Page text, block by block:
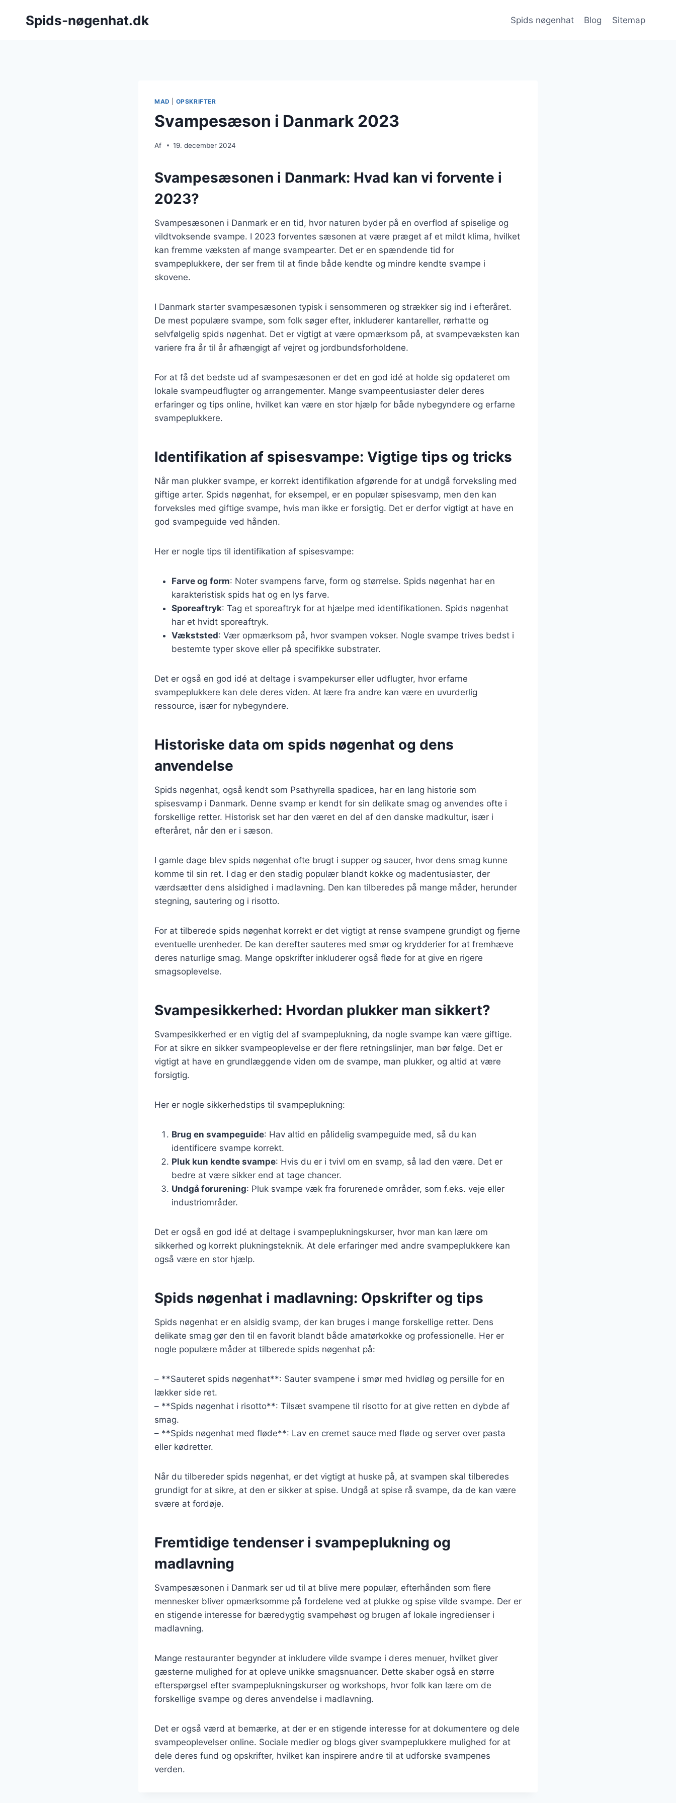
Spids-nøgenhat.dk Spids nøgenhat Blog Sitemap
MAD OPSKRIFTER
Svampesæson i Danmark 2023
Af 19. december 2024
Svampesæsonen i Danmark: Hvad kan vi forvente i
2023?
Svampesæsonen i Danmark er en tid, hvor naturen byder på en overflod af spiselige og
vildtvoksende svampe. I 2023 forventes sæsonen at være præget af et mildt klima, hvilket
kan fremme væksten af mange svampearter. Det er en spændende tid for
svampeplukkere, der ser frem til at finde både kendte og mindre kendte svampe i
skovene.
I Danmark starter svampesæsonen typisk i sensommeren og strækker sig ind i efteråret.
De mest populære svampe, som folk søger efter, inkluderer kantareller, rørhatte og
selvfølgelig spids nøgenhat. Det er vigtigt at være opmærksom på, at svampevæksten kan
variere fra år til år afhængigt af vejret og jordbundsforholdene.
For at få det bedste ud af svampesæsonen er det en god idé at holde sig opdateret om
lokale svampeudflugter og arrangementer. Mange svampeentusiaster deler deres
erfaringer og tips online, hvilket kan være en stor hjælp for både nybegyndere og erfarne
svampeplukkere.
Identifikation af spisesvampe: Vigtige tips og tricks
Når man plukker svampe, er korrekt identifikation afgørende for at undgå forveksling med
giftige arter. Spids nøgenhat, for eksempel, er en populær spisesvamp, men den kan
forveksles med giftige svampe, hvis man ikke er forsigtig. Det er derfor vigtigt at have en
god svampeguide ved hånden.
Her er nogle tips til identifikation af spisesvampe:
Farve og form: Noter svampens farve, form og størrelse. Spids nøgenhat har en
karakteristisk spids hat og en lys farve.
Sporeaftryk: Tag et sporeaftryk for at hjælpe med identifikationen. Spids nøgenhat
har et hvidt sporeaftryk.
Vækststed: Vær opmærksom på, hvor svampen vokser. Nogle svampe trives bedst i
bestemte typer skove eller på specifikke substrater.
Det er også en god idé at deltage i svampekurser eller udflugter, hvor erfarne
svampeplukkere kan dele deres viden. At lære fra andre kan være en uvurderlig
ressource, især for nybegyndere.
Historiske data om spids nøgenhat og dens
anvendelse
Spids nøgenhat, også kendt som Psathyrella spadicea, har en lang historie som
spisesvamp i Danmark. Denne svamp er kendt for sin delikate smag og anvendes ofte i
forskellige retter. Historisk set har den været en del af den danske madkultur, især i
efteråret, når den er i sæson.
I gamle dage blev spids nøgenhat ofte brugt i supper og saucer, hvor dens smag kunne
komme til sin ret. I dag er den stadig populær blandt kokke og madentusiaster, der
værdsætter dens alsidighed i madlavning. Den kan tilberedes på mange måder, herunder
stegning, sautering og i risotto.
For at tilberede spids nøgenhat korrekt er det vigtigt at rense svampene grundigt og fjerne
eventuelle urenheder. De kan derefter sauteres med smør og krydderier for at fremhæve
deres naturlige smag. Mange opskrifter inkluderer også fløde for at give en rigere
smagsoplevelse.
Svampesikkerhed: Hvordan plukker man sikkert?
Svampesikkerhed er en vigtig del af svampeplukning, da nogle svampe kan være giftige.
For at sikre en sikker svampeoplevelse er der flere retningslinjer, man bør følge. Det er
vigtigt at have en grundlæggende viden om de svampe, man plukker, og altid at være
forsigtig.
Her er nogle sikkerhedstips til svampeplukning:
Brug en svampeguide: Hav altid en pålidelig svampeguide med, så du kan
identificere svampe korrekt.
Pluk kun kendte svampe: Hvis du er i tvivl om en svamp, så lad den være. Det er
bedre at være sikker end at tage chancer.
Undgå forurening: Pluk svampe væk fra forurenede områder, som f.eks. veje eller
industriområder.
Det er også en god idé at deltage i svampeplukningskurser, hvor man kan lære om
sikkerhed og korrekt plukningsteknik. At dele erfaringer med andre svampeplukkere kan
også være en stor hjælp.
Spids nøgenhat i madlavning: Opskrifter og tips
Spids nøgenhat er en alsidig svamp, der kan bruges i mange forskellige retter. Dens
delikate smag gør den til en favorit blandt både amatørkokke og professionelle. Her er
nogle populære måder at tilberede spids nøgenhat på:
– **Sauteret spids nøgenhat**: Sauter svampene i smør med hvidløg og persille for en
lækker side ret.
– **Spids nøgenhat i risotto**: Tilsæt svampene til risotto for at give retten en dybde af
smag.
– **Spids nøgenhat med fløde**: Lav en cremet sauce med fløde og server over pasta
eller kødretter.
Når du tilbereder spids nøgenhat, er det vigtigt at huske på, at svampen skal tilberedes
grundigt for at sikre, at den er sikker at spise. Undgå at spise rå svampe, da de kan være
svære at fordøje.
Fremtidige tendenser i svampeplukning og
madlavning
Svampesæsonen i Danmark ser ud til at blive mere populær, efterhånden som flere
mennesker bliver opmærksomme på fordelene ved at plukke og spise vilde svampe. Der er
en stigende interesse for bæredygtig svampehøst og brugen af lokale ingredienser i
madlavning.
Mange restauranter begynder at inkludere vilde svampe i deres menuer, hvilket giver
gæsterne mulighed for at opleve unikke smagsnuancer. Dette skaber også en større
efterspørgsel efter svampeplukningskurser og workshops, hvor folk kan lære om de
forskellige svampe og deres anvendelse i madlavning.
Det er også værd at bemærke, at der er en stigende interesse for at dokumentere og dele
svampeoplevelser online. Sociale medier og blogs giver svampeplukkere mulighed for at
dele deres fund og opskrifter, hvilket kan inspirere andre til at udforske svampenes
verden.